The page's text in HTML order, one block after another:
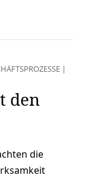
|
den
die